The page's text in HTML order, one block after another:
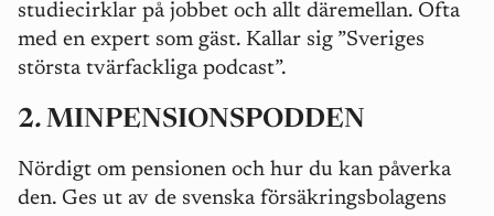
studiecirklar på jobbet och allt däremellan. Ofta
med en expert som gäst. Kallar sig ”Sveriges
största tvärfackliga podcast”.
2. MINPENSIONSPODDEN
Nördigt om pensionen och hur du kan påverka
den. Ges ut av de svenska försäkringsbolagens